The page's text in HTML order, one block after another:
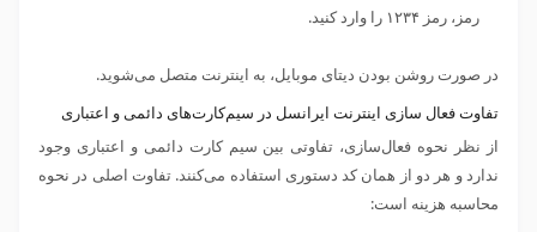
رمز، رمز ۱۲۳۴ را وارد کنید.
در صورت روشن بودن دیتای موبایل، به اینترنت متصل می‌شوید.
تفاوت فعال سازی اینترنت ایرانسل در سیم‌کارت‌های دائمی و اعتباری
از نظر نحوه فعال‌سازی، تفاوتی بین سیم کارت دائمی و اعتباری وجود
ندارد و هر دو از همان کد دستوری استفاده می‌کنند. تفاوت اصلی در نحوه
محاسبه هزینه است: